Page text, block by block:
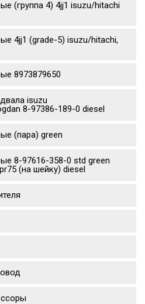
(группа 4) 4jj1 isuzu/hitachi
4jj1 (grade-5) isuzu/hitachi,
8973879650
isuzu
8-97386-189-0 diesel
(пара) green
8-97616-358-0 std green
(на шейку) diesel